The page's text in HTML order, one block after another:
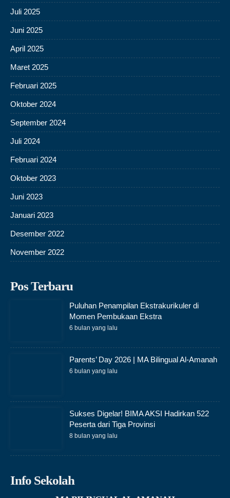
Juli 2025
Juni 2025
April 2025
Maret 2025
Februari 2025
Oktober 2024
September 2024
Juli 2024
Februari 2024
Oktober 2023
Juni 2023
Januari 2023
Desember 2022
November 2022
Pos Terbaru
Puluhan Penampilan Ekstrakurikuler di
Momen Pembukaan Ekstra
6 bulan yang lalu
Parents’ Day 2026 | MA Bilingual Al-Amanah
6 bulan yang lalu
Sukses Digelar! BIMA AKSI Hadirkan 522
Peserta dari Tiga Provinsi
8 bulan yang lalu
Info Sekolah